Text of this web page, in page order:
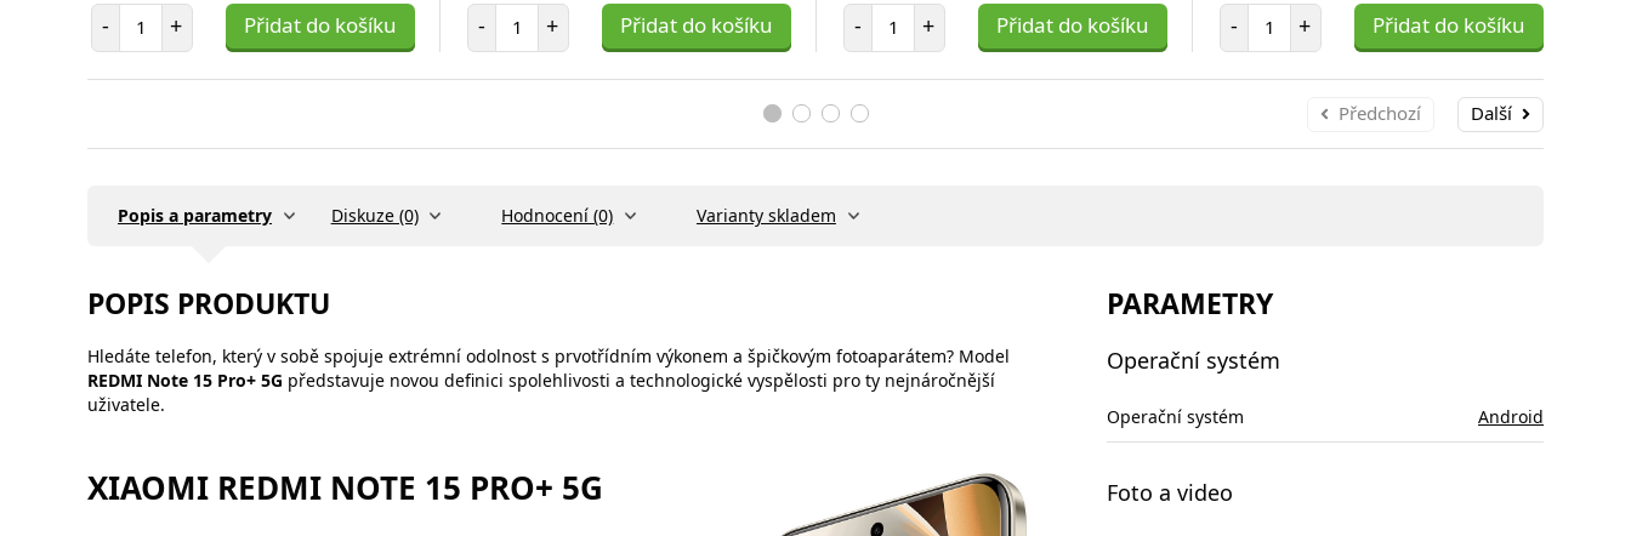
- Počet položek
+ Přidat do košíku - Počet položek
+ Přidat do košíku - Počet položek
+ Přidat do košíku - Počet položek
+ Přidat do košíku
Předchozí Další
Popis a parametry Diskuze (0) Hodnocení (0) Varianty skladem
POPIS PRODUKTU
Hledáte telefon, který v sobě spojuje extrémní odolnost s prvotřídním výkonem a špičkovým fotoaparátem? Model
REDMI Note 15 Pro+ 5G představuje novou definici spolehlivosti a technologické vyspělosti pro ty nejnáročnější
uživatele.
XIAOMI REDMI NOTE 15 PRO+ 5G
PARAMETRY
Operační systém
Operační systém Android
Foto a video